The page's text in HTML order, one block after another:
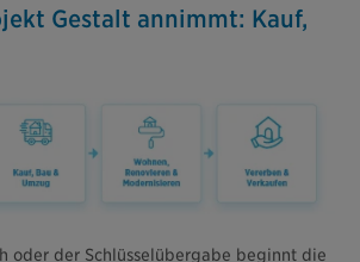
Gestalt annimmt: Kauf,
oder der Schlüsselübergabe beginnt die